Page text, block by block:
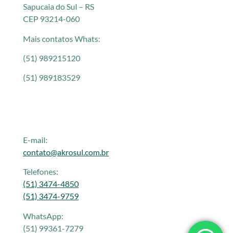
Sapucaia do Sul – RS
CEP 93214-060
Mais contatos Whats:
(51) 989215120
(51) 989183529
E-mail:
contato@akrosul.com.br
Telefones:
(51) 3474-4850
(51) 3474-9759
WhatsApp:
(51) 99361-7279